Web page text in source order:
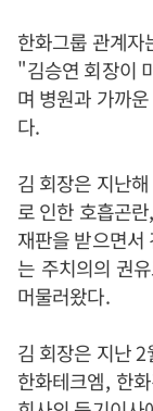
한화그룹 관계자
"김승연 회장이
며 병원과 가까
다.
김 회장은 지난해
로 인한 호흡곤란,
재판을 받으면서
는 주치의의 권
머물러왔다.
김 회장은 지난2
한화테크엠, 한